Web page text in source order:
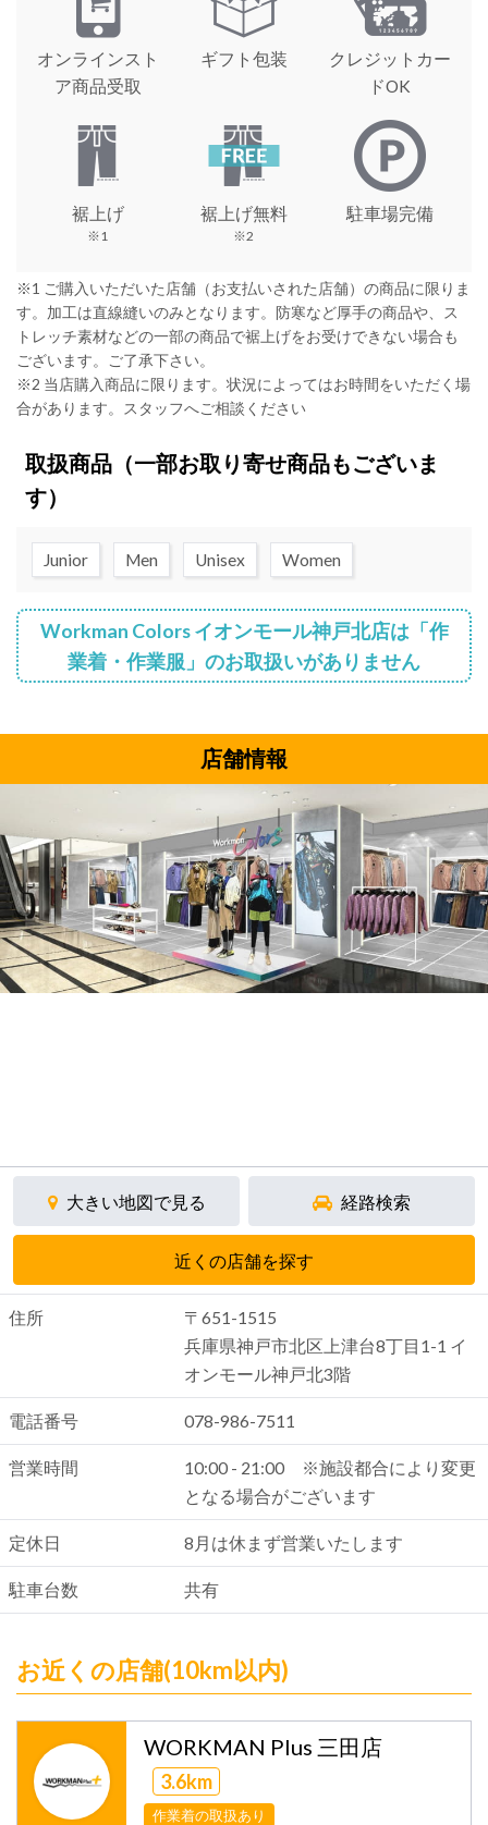
オンラインスト
ア商品受取
ギフト包装
クレジットカー
ドOK
裾上げ
※1
裾上げ無料
※2
駐車場完備
※1 ご購入いただいた店舗（お支払いされた店舗）の商品に限りま
す。加工は直線縫いのみとなります。防寒など厚手の商品や、ス
トレッチ素材などの一部の商品で裾上げをお受けできない場合も
ございます。ご了承下さい。
※2 当店購入商品に限ります。状況によってはお時間をいただく場
合があります。スタッフへご相談ください
取扱商品（一部お取り寄せ商品もございま
す）
Junior Men Unisex Women
Workman Colors イオンモール神戸北店は「作
業着・作業服」のお取扱いがありません
店舗情報
大きい地図で見る 経路検索
近くの店舗を探す
住所
〒651-1515
兵庫県神戸市北区上津台8丁目1-1 イ
オンモール神戸北3階
電話番号 078-986-7511
営業時間
10:00 - 21:00 ※施設都合により変更
となる場合がございます
定休日 8月は休まず営業いたします
駐車台数 共有
お近くの店舗(10km以内)
WORKMAN Plus 三田店
3.6km
作業着の取扱あり